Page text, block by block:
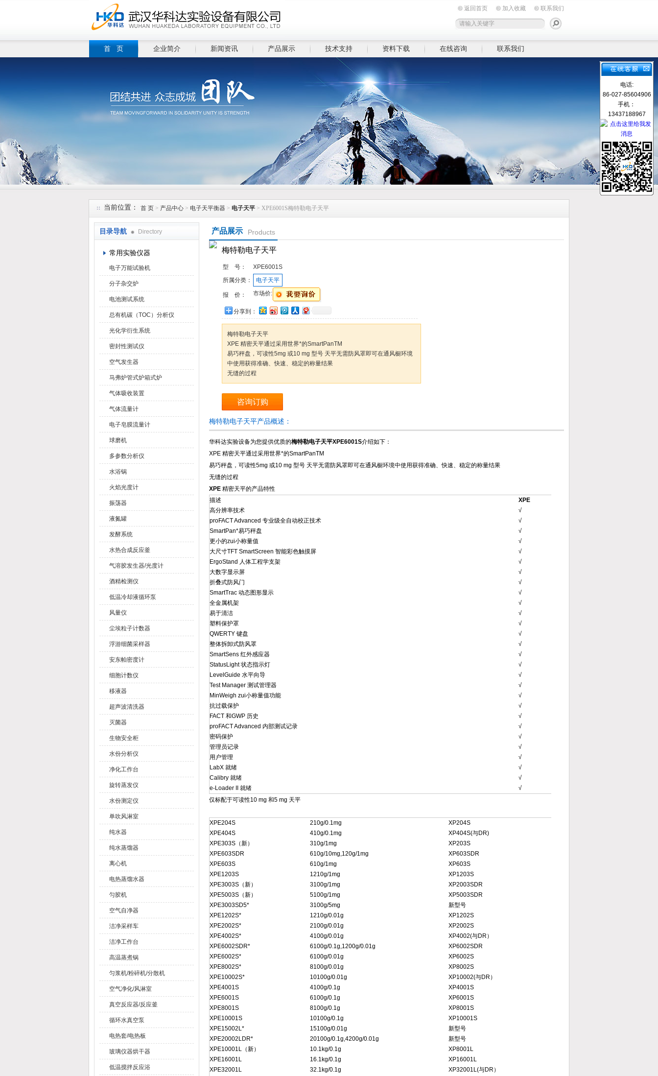
返回首页 加入收藏 联系我们
首 页 企业简介 新闻资讯 产品展示 技术支持 资料下载 在线咨询 联系我们
当前位置： 首 页 > 产品中心 > 电子天平衡器 > 电子天平 > XPE6001S梅特勒电子天平
目录导航 Directory
常用实验仪器
电子万能试验机
分子杂交炉
电池测试系统
总有机碳（TOC）分析仪
光化学衍生系统
密封性测试仪
空气发生器
马弗炉管式炉箱式炉
气体吸收装置
气体流量计
电子皂膜流量计
球磨机
多参数分析仪
水浴锅
火焰光度计
振荡器
液氮罐
发酵系统
水热合成反应釜
气溶胶发生器/光度计
酒精检测仪
低温冷却液循环泵
风量仪
尘埃粒子计数器
浮游细菌采样器
安东帕密度计
细胞计数仪
移液器
超声波清洗器
灭菌器
生物安全柜
水份分析仪
净化工作台
旋转蒸发仪
水份测定仪
单吹风淋室
纯水器
纯水蒸馏器
离心机
电热蒸馏水器
匀胶机
空气自净器
洁净采样车
洁净工作台
高温蒸煮锅
匀浆机/粉碎机/分散机
空气净化/风淋室
真空反应器/反应釜
循环水真空泵
电热套/电热板
玻璃仪器烘干器
低温搅拌反应浴
产品展示 Products
梅特勒电子天平
型 号：
XPE6001S
所属分类：
电子天平
报 价： 市场价:
分享到：
梅特勒电子天平
XPE 精密天平通过采用世界*的SmartPanTM
易巧秤盘，可读性5mg 或10 mg 型号 天平无需防风罩即可在通风橱环境
中使用获得准确、快速、稳定的称量结果
无缝的过程
咨询订购
梅特勒电子天平产品概述：
华科达实验设备为您提供优质的梅特勒电子天平XPE6001S介绍如下：
XPE 精密天平通过采用世界*的SmartPanTM
易巧秤盘，可读性5mg 或10 mg 型号 天平无需防风罩即可在通风橱环境中使用获得准确、快速、稳定的称量结果
无缝的过程
XPE 精密天平的产品特性
描述
XPE
高分辨率技术
√
proFACT Advanced 专业级全自动校正技术
√
SmartPan*易巧秤盘
√
更小的zui小称量值
√
大尺寸TFT SmartScreen 智能彩色触摸屏
√
ErgoStand 人体工程学支架
√
大数字显示屏
√
折叠式防风门
√
SmartTrac 动态图形显示
√
全金属机架
√
易于清洁
√
塑料保护罩
√
QWERTY 键盘
√
整体拆卸式防风罩
√
SmartSens 红外感应器
√
StatusLight 状态指示灯
√
LevelGuide 水平向导
√
Test Manager 测试管理器
√
MinWeigh zui小称量值功能
√
抗过载保护
√
FACT 和GWP 历史
√
proFACT Advanced 内部测试记录
√
密码保护
√
管理员记录
√
用户管理
√
LabX 就绪
√
Calibry 就绪
√
e-Loader II 就绪
√
仅标配于可读性10 mg 和5 mg 天平
XPE204S 210g/0.1mg
XP204S
XPE404S
410g/0.1mg
XP404S(与DR)
XPE303S（新）
310g/1mg
XP203S
XPE603SDR
610g/10mg,120g/1mg
XP603SDR
XPE603S
610g/1mg
XP603S
XPE1203S
1210g/1mg
XP1203S
XPE3003S（新）
3100g/1mg
XP2003SDR
XPE5003S（新）
5100g/1mg
XP5003SDR
XPE3003SD5*
3100g/5mg
新型号
XPE1202S*
1210g/0.01g
XP1202S
XPE2002S*
2100g/0.01g
XP2002S
XPE4002S*
4100g/0.01g
XP4002(与DR）
XPE6002SDR*
6100g/0.1g,1200g/0.01g
XP6002SDR
XPE6002S*
6100g/0.01g
XP6002S
XPE8002S*
8100g/0.01g
XP8002S
XPE10002S*
10100g/0.01g
XP10002(与DR）
XPE4001S
4100g/0.1g
XP4001S
XPE6001S
6100g/0.1g
XP6001S
XPE8001S
8100g/0.1g
XP8001S
XPE10001S
10100g/0.1g
XP10001S
XPE15002L*
15100g/0.01g
新型号
XPE20002LDR*
20100g/0.1g,4200g/0.01g
新型号
XPE10001L（新）
10.1kg/0.1g
XP8001L
XPE16001L
16.1kg/0.1g
XP16001L
XPE32001L
32.1kg/0.1g
XP32001L(与DR）
电话:
86-027-85604906
手机：
13437188967